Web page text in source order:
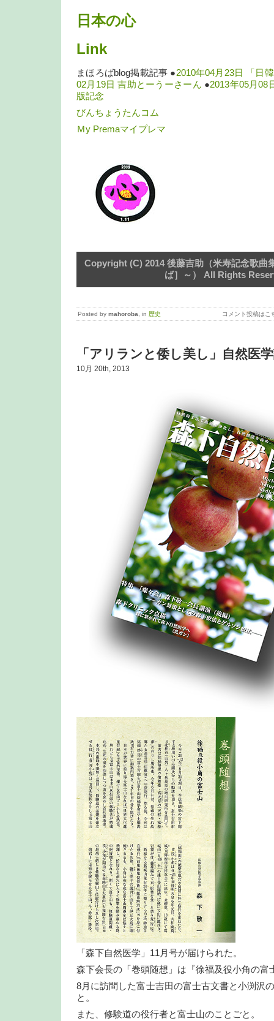
日本の心
Link
まほろばblog掲載記事 ●2010年04月23日 「日
02月19日 吉助とーうーさーん ●2013年05月
版記念
びんちょうたんコム
Ｍy Premaマイプレマ
Copyright (C) 2014 後藤吉助（米寿記念歌曲
ば］～） All Rights
Posted by mahoroba , in 歴史 コメント投稿は
「アリランと倭し美し」自然医
10月 20th, 2013
「森下自然医学」11月号が届けられた。
森下会長の「巻頭随想」は『徐福及役小角の富
8月に訪問した富士吉田の富士古文書と小渕沢
と。
また、修験道の役行者と富士山のことごと。